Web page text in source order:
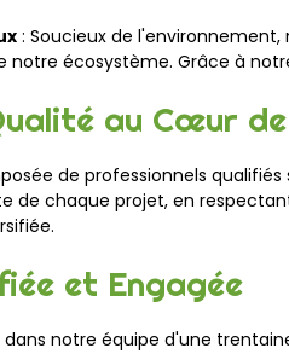
: Soucieux de
écosystème. Grâce à
au Cœur
de professionnels
de chaque projet, en
et Engagée
dans notre équipe d'une